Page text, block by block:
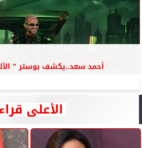
أحمد سعد..يكشف بوستر ”
الأعلى